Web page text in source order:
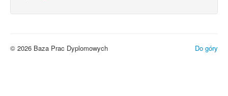
Do góry
© 2026 Baza Prac Dyplomowych